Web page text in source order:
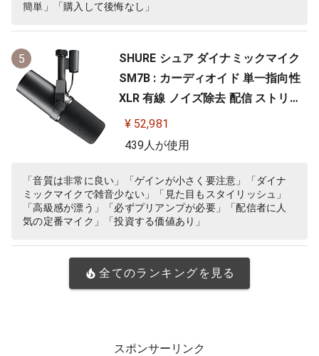
簡単」「購入して後悔なし」
5
SHURE シュア ダイナミックマイク
SM7B : カーディオイド 単一指向性
XLR 有線 ノイズ除去 配信 ストリー
ミング 音声 音楽 演奏 録音 レコーデ
ィング YouTube 実況 ゲーム ゲーミ
宅録 テレワーク【国内正規品/メー
カー保証2年】
¥ 52,981
439人が使用
「音質は非常に良い」「ゲインが小さく要注意」「ダイナ
ミックマイクで雑音少ない」「見た目もスタイリッシュ」
「高級感が漂う」「必ずプリアンプが必要」「配信者に人
気の定番マイク」「投資する価値あり」
全てのランキングを見る
スポンサーリンク